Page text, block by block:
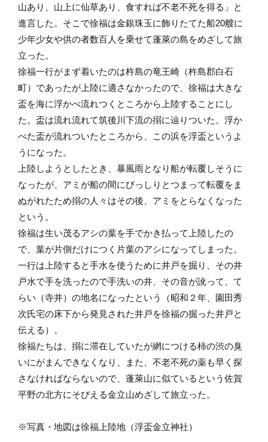
山あり、山上に仙草あり、食すれば不老不死を得る」と
進言した。そこで徐福は金銀珠玉に飾りたてた船20艘に
少年少女や供の者数百人を乗せて蓬萊の島をめざして旅
立った。
徐福一行がまず着いたのは杵島の竜王崎（杵島郡白石
町）であったが上陸に適さなかったので、徐福は大きな
盃を海に浮かべ流れつくところから上陸することにし
た。盃は流れ流れて筑後川下流の搦に辿りついた。浮か
べた盃が流れついたところから、この浜を浮盃というよ
うになった。
上陸しようとしたとき、暴風雨となり船が転覆しそうに
なったが、アミが船の間にびっしりとつまって転覆をま
ぬがれたため搦の人々はその後、アミをとらなくなった
という。
徐福は生い茂るアシの葉を手でかき払って上陸したの
で、葉が片側だけにつく片葉のアシになってしまった。
一行は上陸すると手水を使うために井戸を掘り、その井
戸水で手を洗ったので手洗いの井、その音が訛って、て
らい（寺井）の地名になったという（昭和２年、園田秀
次氏宅の床下から発見された井戸を徐福の掘った井戸と
伝える）。
徐福たちは、搦に滞在していたが網につける柿の渋の臭
いにがまんできなくなり、また、不老不死の薬も早く探
さなければならないので、蓬萊山に似ているという佐賀
平野の北方にそびえる金立山めざして旅立った。
※写真・地図は徐福上陸地（浮盃金立神社）